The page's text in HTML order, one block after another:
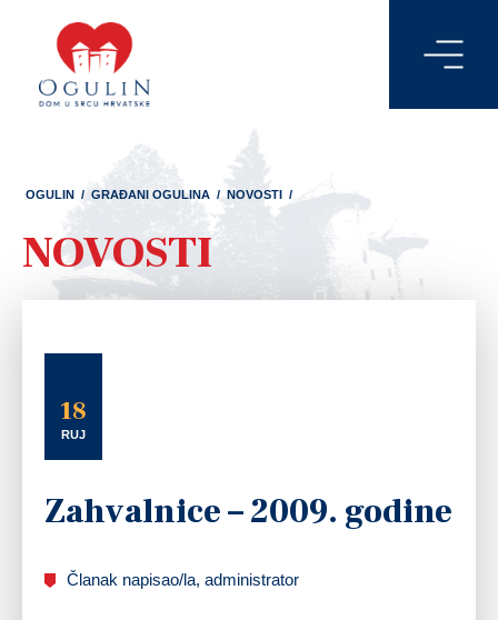
OGULIN / GRAĐANI OGULINA / NOVOSTI /
NOVOSTI
18
RUJ
Zahvalnice – 2009. godine
Članak napisao/la, administrator